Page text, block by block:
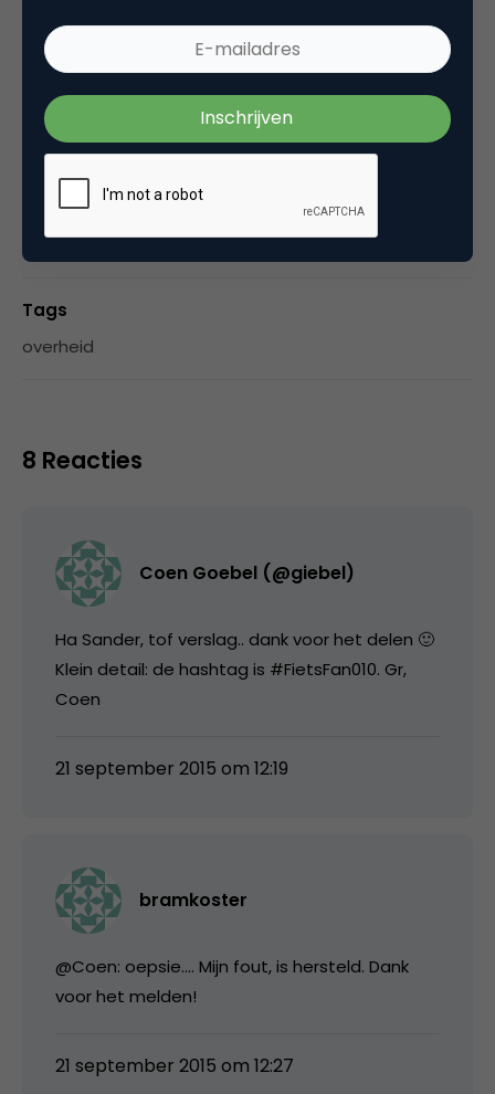
ontdekken. Momenteel is Martijn Social Marketing
Consultant bij Second Degree, het eerste en
enige bureau met een 100% focus op LinkedIn.
Categorie
Media
Tags
overheid
8 Reacties
Coen Goebel (@giebel)
Ha Sander, tof verslag.. dank voor het delen 🙂
Klein detail: de hashtag is #FietsFan010. Gr,
Coen
21 september 2015 om 12:19
bramkoster
@Coen: oepsie…. Mijn fout, is hersteld. Dank
voor het melden!
21 september 2015 om 12:27